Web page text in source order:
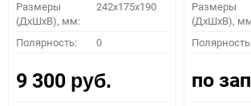
Размеры
(ДхШхВ), мм:
242x175x190
Полярность: 0
9 300 руб.
Размеры
(ДхШхВ),
по